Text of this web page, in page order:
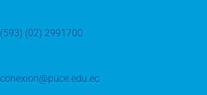
(593) (02) 2991700
conexion@puce.edu.ec